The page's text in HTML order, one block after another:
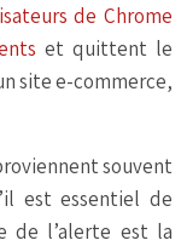
de Chrome
et quittent le
site e-commerce,
souvent
est essentiel de
de l’alerte est la